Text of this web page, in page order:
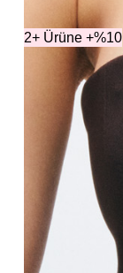
2+ Ürüne +%10